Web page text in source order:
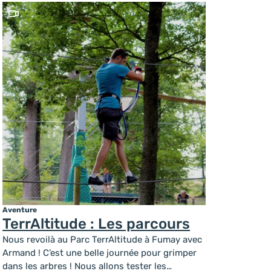
sur la destination
Ardenne
d’un homicide
devenu monument
Pratique
chineurs
TerrAltitude : Les parcours
Aventure
Nous revoilà au Parc TerrAltitude à Fumay avec
Armand ! C’est une belle journée pour grimper
dans les arbres ! Nous allons tester les
Ce contenu contient une vidéo